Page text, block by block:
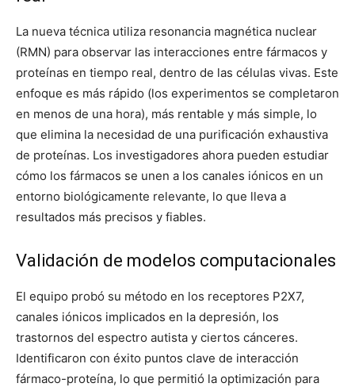
La nueva técnica utiliza resonancia magnética nuclear
(RMN) para observar las interacciones entre fármacos y
proteínas en tiempo real, dentro de las células vivas. Este
enfoque es más rápido (los experimentos se completaron
en menos de una hora), más rentable y más simple, lo
que elimina la necesidad de una purificación exhaustiva
de proteínas. Los investigadores ahora pueden estudiar
cómo los fármacos se unen a los canales iónicos en un
entorno biológicamente relevante, lo que lleva a
resultados más precisos y fiables.
Validación de modelos computacionales
El equipo probó su método en los receptores P2X7,
canales iónicos implicados en la depresión, los
trastornos del espectro autista y ciertos cánceres.
Identificaron con éxito puntos clave de interacción
fármaco-proteína, lo que permitió la optimización para